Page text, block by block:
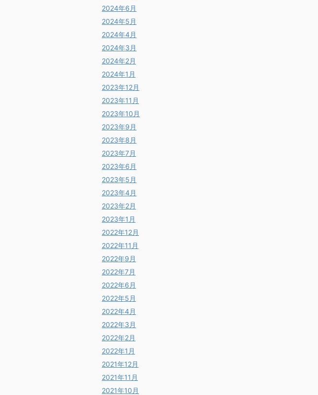
2024年6月
2024年5月
2024年4月
2024年3月
2024年2月
2024年1月
2023年12月
2023年11月
2023年10月
2023年9月
2023年8月
2023年7月
2023年6月
2023年5月
2023年4月
2023年2月
2023年1月
2022年12月
2022年11月
2022年9月
2022年7月
2022年6月
2022年5月
2022年4月
2022年3月
2022年2月
2022年1月
2021年12月
2021年11月
2021年10月